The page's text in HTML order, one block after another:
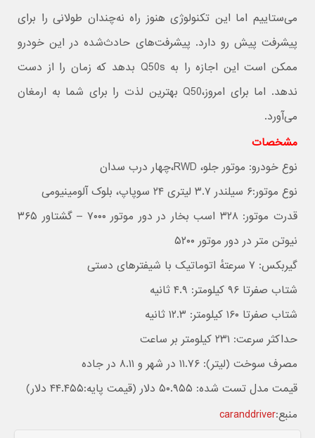
می‌ستاییم اما این تکنولوژی هنوز راه نه‌چندان طولانی را برای
پیشرفت پیش رو دارد. پیشرفت‌های حادث‌شده در این خودرو
ممکن است این اجازه را به Q50s بدهد که زمان را از دست
ندهد. اما برای امروز،Q50 بهترین لذت را برای شما به ارمغان
می‌آورد.
مشخصات
نوع خودرو: موتور جلو، RWD،چهار درب سدان
نوع موتور:۶ سیلندر ۳.۷ لیتری ۲۴ سوپاپ، بلوک آلومینیومی
قدرت موتور: ۳۲۸ اسب بخار در دور موتور ۷۰۰۰ – گشتاور ۳۶۵
نیوتن متر در دور موتور ۵۲۰۰
گیربکس: ۷ سرعتهٔ اتوماتیک با شیفترهای دستی
شتاب صفرتا ۹۶ کیلومتر: ۴.۹ ثانیه
شتاب صفرتا ۱۶۰ کیلومتر: ۱۲.۳ ثانیه
حداکثر سرعت: ۲۳۱ کیلومتر بر ساعت
مصرف سوخت (لیتر): ۱۱.۷۶ در شهر و ۸.۱۱ در جاده
قیمت مدل تست شده: ۵۰.۹۵۵ دلار (قیمت پایه:۴۴.۴۵۵ دلار)
منبع:caranddriver